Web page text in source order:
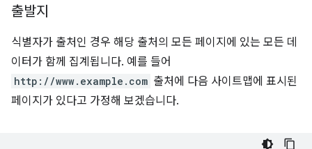
출발지
식별자가 출처인 경우 해당 출처의 모든 페이지에 있는 모든 데
이터가 함께 집계됩니다. 예를 들어
http://www.example.com 출처에 다음 사이트맵에 표시된
페이지가 있다고 가정해 보겠습니다.